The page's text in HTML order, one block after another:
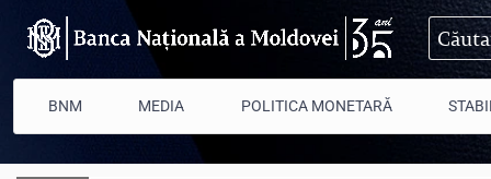
Mergi la conţinutul principal
BNM MEDIA POLITICA MONETARĂ